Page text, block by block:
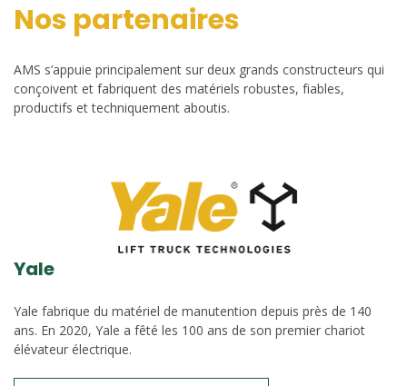
Nos partenaires
AMS s’appuie principalement sur deux grands constructeurs qui
conçoivent et fabriquent des matériels robustes, fiables,
productifs et techniquement aboutis.
Yale
Yale fabrique du matériel de manutention depuis près de 140
ans. En 2020, Yale a fêté les 100 ans de son premier chariot
élévateur électrique.